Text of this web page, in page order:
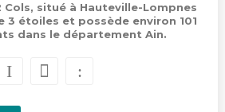
Cols, situé à Hauteville-Lompnes
3 étoiles et possède environ 101
dans le département Ain.